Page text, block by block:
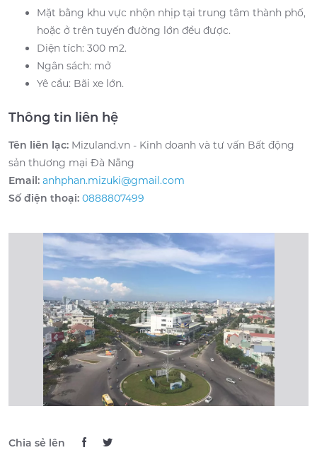
Mặt bằng khu vực nhộn nhịp tại trung tâm thành phố,
hoặc ở trên tuyến đường lớn đều được.
Diện tích: 300 m2.
Ngân sách: mở
Yê cầu: Bãi xe lớn.
Thông tin liên hệ
Tên liên lạc: Mizuland.vn - Kinh doanh và tư vấn Bất động
sản thương mại Đà Nẵng
Email: anhphan.mizuki@gmail.com
Số điện thoại: 0888807499
Chia sẻ lên